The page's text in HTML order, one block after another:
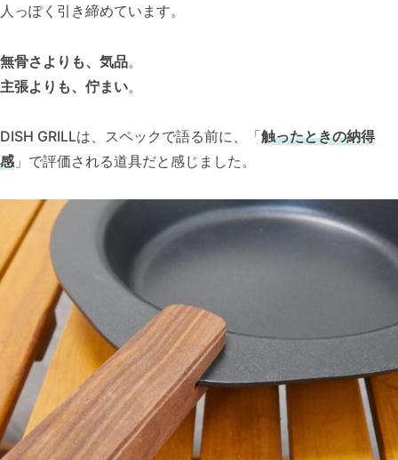
人っぽく引き締めています。
無骨さよりも、気品。
主張よりも、佇まい。
DISH GRILLは、スペックで語る前に、「触ったときの納得
感」で評価される道具だと感じました。